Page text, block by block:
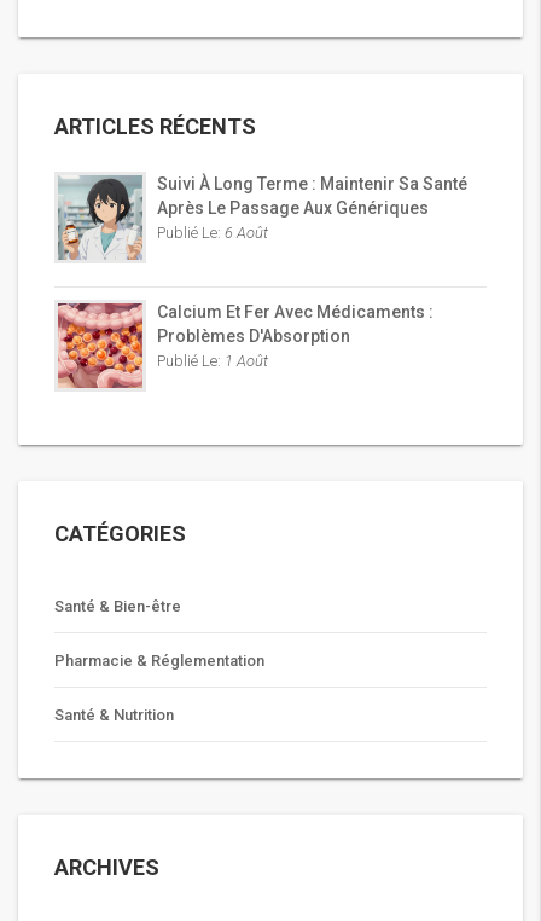
ARTICLES RÉCENTS
Suivi À Long Terme : Maintenir Sa Santé
Après Le Passage Aux Génériques
Publié Le: 6 Août
Calcium Et Fer Avec Médicaments :
Problèmes D'Absorption
Publié Le: 1 Août
CATÉGORIES
Santé & Bien-être
Pharmacie & Réglementation
Santé & Nutrition
ARCHIVES